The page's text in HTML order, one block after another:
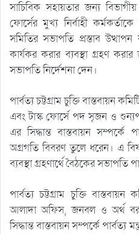
সাচিবিক সহায়তার জন্য
ফোর্সের মুখ্য নির্বাহী
সমিতির সভাপতি প্রস্তাব
কার্যকর করার ব্যবস্থা গ্রহণ করার
সভাপতি নির্দেশনা দেন।
পার্বত্য চট্টগ্রাম চুক্তি বাস্তবায়ন
এবং টাস্ক ফোর্সে পদ সৃজন ও
এর সিদ্ধান্ত বাস্তবায়ন সম্পর্কে
অগ্রগতি বিবরণ তুলে ধরেন। এ
ব্যবস্থা গ্রহণার্থে বৈঠকের সভাপতি
পার্বত্য চট্টগ্রাম চুক্তি
আলাদা অফিস, জনবল ও অর্থ
সিদ্ধান্ত বাস্তবায়ন সম্পর্কে পার্বত্য